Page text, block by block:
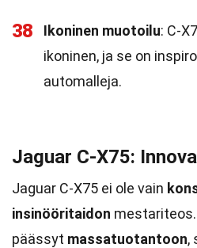
38 Ikoninen muotoilu: C-
ikoninen, ja se on
automalleja.
Jaguar C-X75:
Jaguar C-X75 ei ole vain
insinööritaidon
päässyt massatuotantoon,